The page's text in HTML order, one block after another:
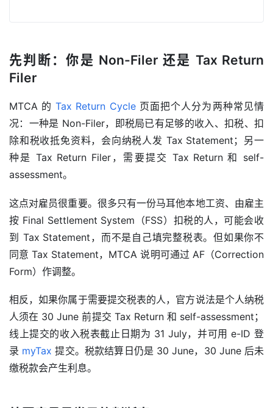
先判断：你是 Non-Filer 还是 Tax Return
Filer
MTCA 的 Tax Return Cycle 页面把个人分为两种常见情
况：一种是 Non-Filer，即税局已有足够的收入、扣税、扣
除和税收抵免资料，会向纳税人发 Tax Statement；另一
种是 Tax Return Filer，需要提交 Tax Return 和 self-
assessment。
这点对雇员很重要。很多只有一份马耳他本地工资、由雇主
按 Final Settlement System（FSS）扣税的人，可能会收
到 Tax Statement，而不是自己填完整税表。但如果你不
同意 Tax Statement，MTCA 说明可通过 AF（Correction
Form）作调整。
相反，如果你属于需要提交税表的人，官方说法是个人纳税
人须在 30 June 前提交 Tax Return 和 self-assessment；
线上提交的收入税表截止日期为 31 July，并可用 e-ID 登
录 myTax 提交。税款结算日仍是 30 June，30 June 后未
缴税款会产生利息。